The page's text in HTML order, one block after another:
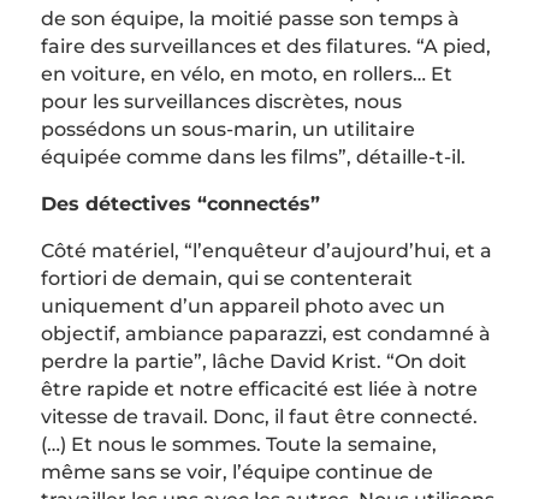
de son équipe, la moitié passe son temps à
faire des surveillances et des filatures. “A pied,
en voiture, en vélo, en moto, en rollers… Et
pour les surveillances discrètes, nous
possédons un sous-marin, un utilitaire
équipée comme dans les films”, détaille-t-il.
Des détectives “connectés”
Côté matériel, “l’enquêteur d’aujourd’hui, et a
fortiori de demain, qui se contenterait
uniquement d’un appareil photo avec un
objectif, ambiance paparazzi, est condamné à
perdre la partie”, lâche David Krist. “On doit
être rapide et notre efficacité est liée à notre
vitesse de travail. Donc, il faut être connecté.
(…) Et nous le sommes. Toute la semaine,
même sans se voir, l’équipe continue de